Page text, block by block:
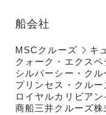
船会社
MSCクルーズ
キ
クォーク・エクス
シルバーシー・クル
プリンセス・クルー
ロイヤルカリビア
商船三井クルーズ株